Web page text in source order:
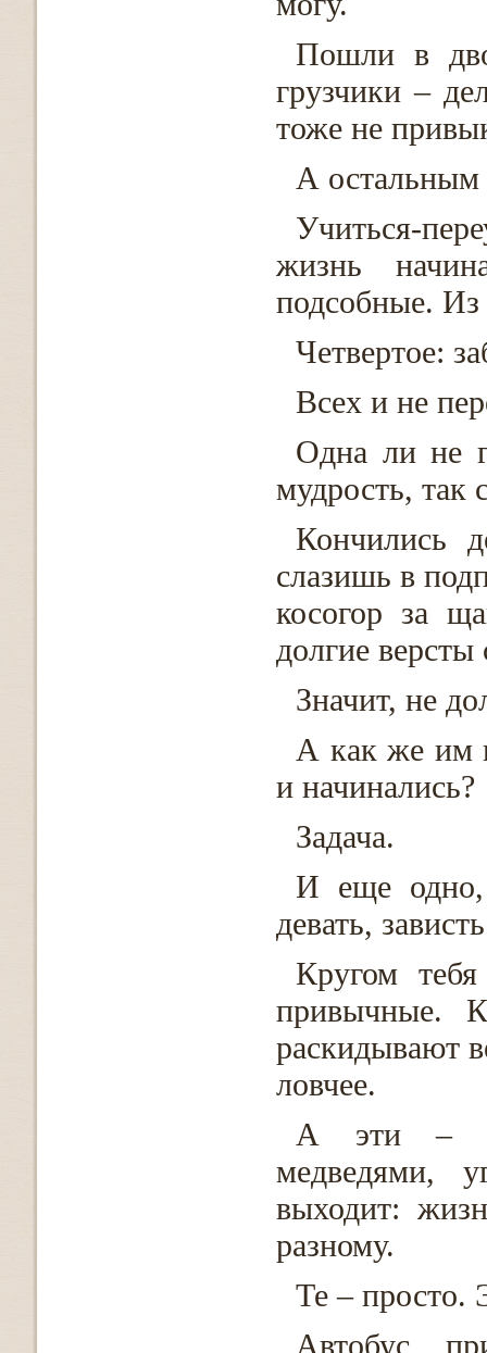
Пошли в
грузчики –
тоже не
А остальным
Учиться-
жизнь
подсобные. Из
Четвертое:
Всех и не
Одна ли не
мудрость, так
Кончились
слазишь в
косогор за
долгие
Значит, не
А как же им
и начинались?
Задача.
И еще одно,
девать,
Кругом
привычные.
раскидывают
ловчее.
А эти –
медведями,
выходит:
разному.
Те – просто.
Автобус